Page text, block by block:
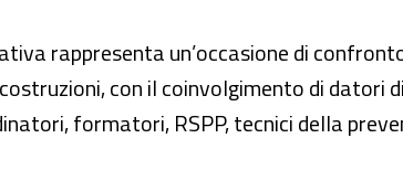
rappresenta un’occasione di
con il coinvolgimento di
formatori, RSPP, tecnici della